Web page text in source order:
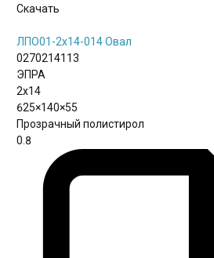
Скачать
ЛПО01-2х14-014 Овал
0270214113
ЭПРА
2х14
625×140×55
Прозрачный полистирол
0.8